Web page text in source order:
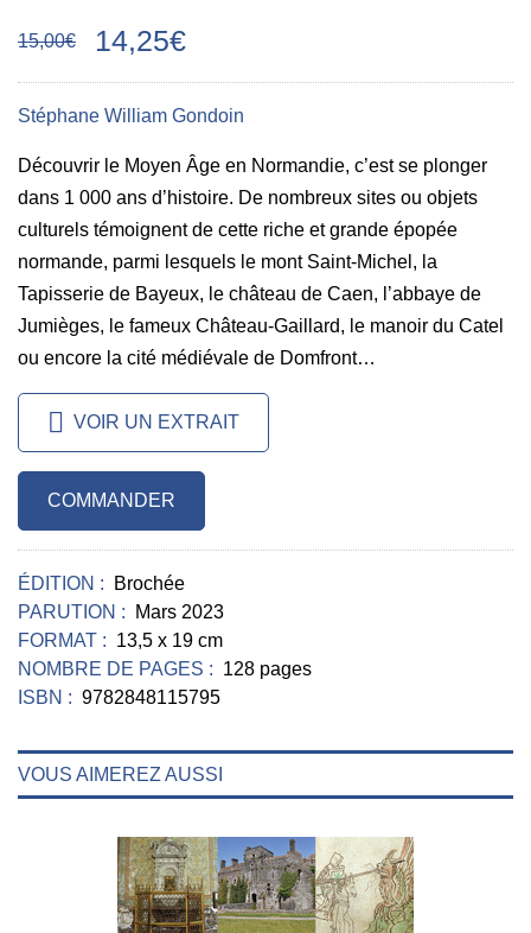
15,00€ 14,25€
Stéphane William Gondoin
Découvrir le Moyen Âge en Normandie, c’est se plonger
dans 1 000 ans d’histoire. De nombreux sites ou objets
culturels témoignent de cette riche et grande épopée
normande, parmi lesquels le mont Saint-Michel, la
Tapisserie de Bayeux, le château de Caen, l’abbaye de
Jumièges, le fameux Château-Gaillard, le manoir du Catel
ou encore la cité médiévale de Domfront…
VOIR UN EXTRAIT
COMMANDER
ÉDITION :
Brochée
PARUTION :
Mars 2023
FORMAT : 13,5 x 19 cm
NOMBRE DE PAGES : 128 pages
ISBN : 9782848115795
VOUS AIMEREZ AUSSI